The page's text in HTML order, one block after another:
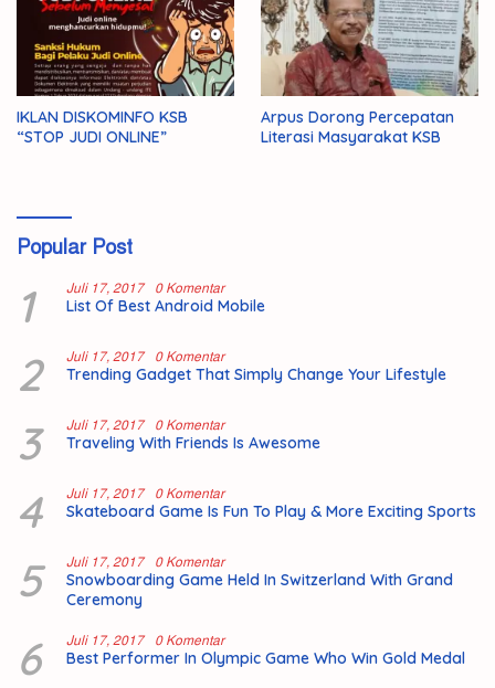
IKLAN DISKOMINFO KSB
“STOP JUDI ONLINE”
Arpus Dorong Percepatan
Literasi Masyarakat KSB
Popular Post
1 Juli 17, 2017 0 Komentar
List Of Best Android Mobile
2 Juli 17, 2017 0 Komentar
Trending Gadget That Simply Change Your Lifestyle
3 Juli 17, 2017 0 Komentar
Traveling With Friends Is Awesome
4 Juli 17, 2017 0 Komentar
Skateboard Game Is Fun To Play & More Exciting Sports
5 Juli 17, 2017 0 Komentar
Snowboarding Game Held In Switzerland With Grand
Ceremony
6 Juli 17, 2017 0 Komentar
Best Performer In Olympic Game Who Win Gold Medal